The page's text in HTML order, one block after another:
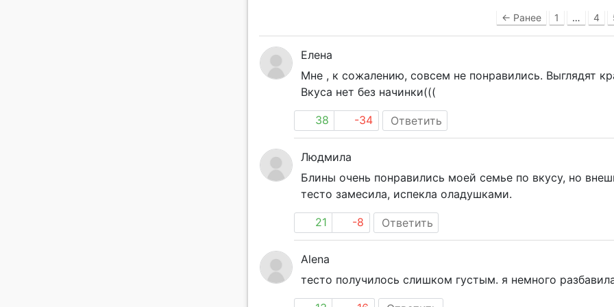
← Ранее 1 … 4
Елена
Мне , к сожалению, совсем не понравились. Выглядят
Вкуса нет без начинки(((
38 -34 Ответить
Людмила
Блины очень понравились моей семье по вкусу, но
тесто замесила, испекла оладушками.
21 -8 Ответить
Alena
тесто получилось слишком густым. я немного